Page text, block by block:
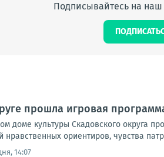
Подписывайтесь на наш
прошла игровая
доме культуры Скадовского округа
ориентиров, чувства
14:07